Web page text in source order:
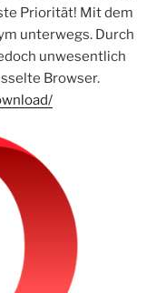
Priorität! Mit dem
unterwegs. Durch
unwesentlich
Browser.